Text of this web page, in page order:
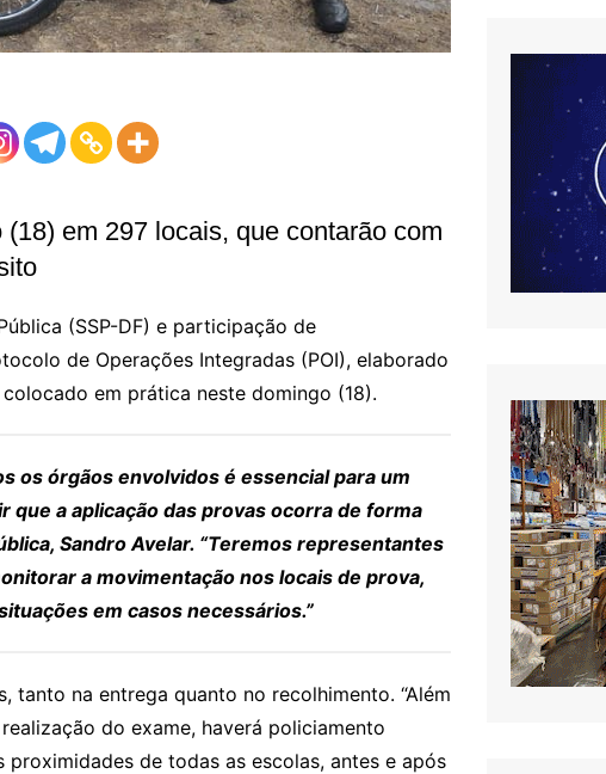
em 297 locais, que contarão com
(SSP-DF) e participação de
de Operações Integradas (POI), elaborado
em prática neste domingo (18).
os órgãos envolvidos é essencial para um
a aplicação das provas ocorra de forma
Sandro Avelar. “Teremos representantes
a movimentação nos locais de prova,
em casos necessários.”
tanto na entrega quanto no recolhimento. “Além
do exame, haverá policiamento
de todas as escolas, antes e após